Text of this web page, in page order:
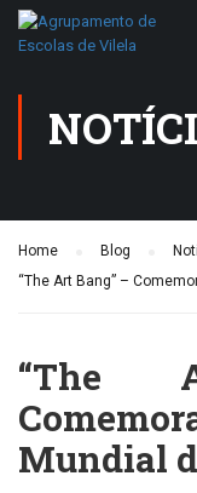
Home Blog
“The Art Bang” –
“The
Mundial